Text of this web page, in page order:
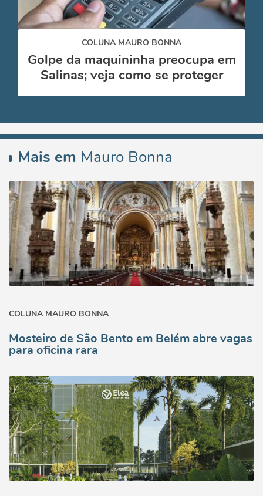
COLUNA MAURO BONNA
Golpe da maquininha preocupa em
Salinas; veja como se proteger
Mais em Mauro Bonna
COLUNA MAURO BONNA
Mosteiro de São Bento em Belém abre vagas
para oficina rara